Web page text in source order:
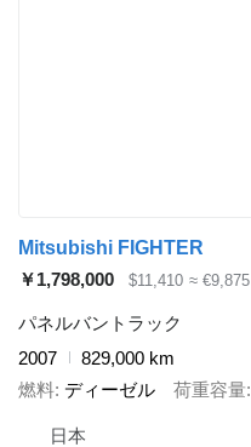
Mitsubishi FIGHTER
￥1,798,000
$11,410 ≈ €9,875
パネルバントラック
2007
829,000 km
燃料 ディーゼル 荷重容量
日本